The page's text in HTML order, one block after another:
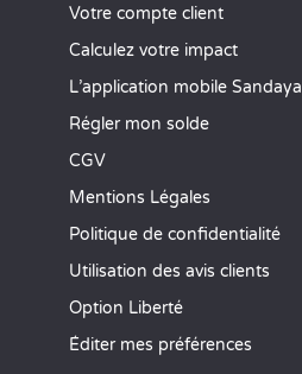
Votre compte client
Calculez votre impact
L’application mobile Sandaya
Régler mon solde
CGV
Mentions Légales
Politique de confidentialité
Utilisation des avis clients
Option Liberté
Éditer mes préférences